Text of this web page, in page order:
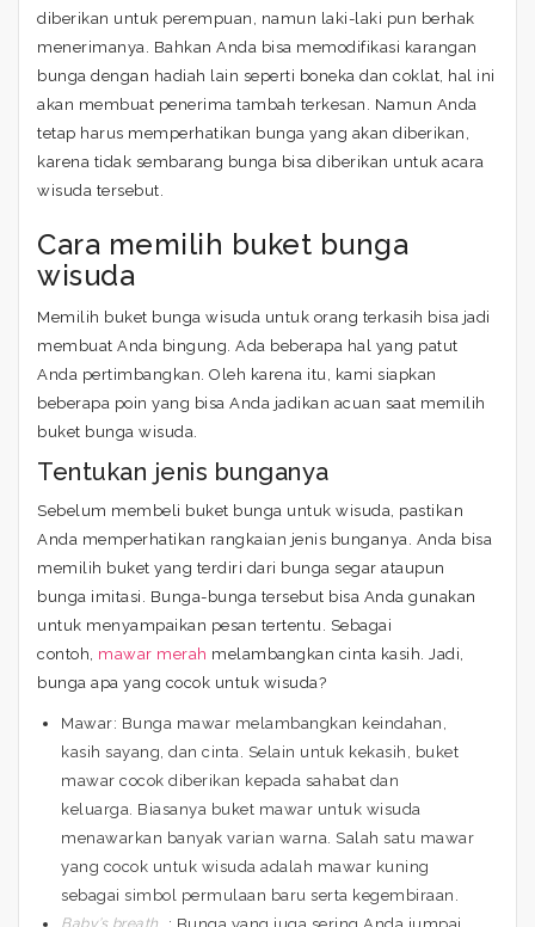
diberikan untuk perempuan, namun laki-laki pun berhak
menerimanya. Bahkan Anda bisa memodifikasi karangan
bunga dengan hadiah lain seperti boneka dan coklat, hal ini
akan membuat penerima tambah terkesan. Namun Anda
tetap harus memperhatikan bunga yang akan diberikan,
karena tidak sembarang bunga bisa diberikan untuk acara
wisuda tersebut.
Cara memilih buket bunga
wisuda
Memilih buket bunga wisuda untuk orang terkasih bisa jadi
membuat Anda bingung. Ada beberapa hal yang patut
Anda pertimbangkan. Oleh karena itu, kami siapkan
beberapa poin yang bisa Anda jadikan acuan saat memilih
buket bunga wisuda.
Tentukan jenis bunganya
Sebelum membeli buket bunga untuk wisuda, pastikan
Anda memperhatikan rangkaian jenis bunganya. Anda bisa
memilih buket yang terdiri dari bunga segar ataupun
bunga imitasi. Bunga-bunga tersebut bisa Anda gunakan
untuk menyampaikan pesan tertentu. Sebagai
contoh, mawar merah melambangkan cinta kasih. Jadi,
bunga apa yang cocok untuk wisuda?
Mawar: Bunga mawar melambangkan keindahan,
kasih sayang, dan cinta. Selain untuk kekasih, buket
mawar cocok diberikan kepada sahabat dan
keluarga. Biasanya buket mawar untuk wisuda
menawarkan banyak varian warna. Salah satu mawar
yang cocok untuk wisuda adalah mawar kuning
sebagai simbol permulaan baru serta kegembiraan.
Baby’s breath